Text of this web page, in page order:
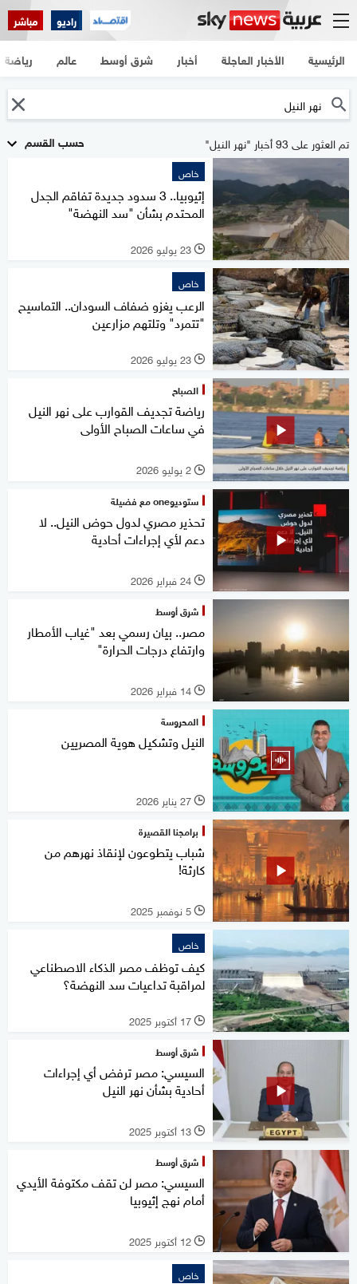
راديو مباشر
الرئيسية الأخبار العاجلة أخبار شرق أوسط عالم رياضة
حسب القسم تم العثور على 93 أخبار "نهر النيل"
خاص
إثيوبيا.. 3 سدود جديدة تفاقم الجدل
المحتدم بشأن "سد النهضة"
l 23 يوليو 2026
خاص
الرعب يغزو ضفاف السودان.. التماسيح
"تتمرد" وتلتهم مزارعين
l 23 يوليو 2026
الصباح
رياضة تجديف القوارب على نهر النيل
في ساعات الصباح الأولى
l 2 يوليو 2026
ستوديوone مع فضيلة
تحذير مصري لدول حوض النيل.. لا
دعم لأي إجراءات أحادية
l 24 فبراير 2026
شرق أوسط
مصر.. بيان رسمي بعد "غياب الأمطار
وارتفاع درجات الحرارة"
l 14 فبراير 2026
المحروسة
النيل وتشكيل هوية المصريين
l 27 يناير 2026
برامجنا القصيرة
شباب يتطوعون لإنقاذ نهرهم من
كارثة!
l 5 نوفمبر 2025
خاص
كيف توظف مصر الذكاء الاصطناعي
لمراقبة تداعيات سد النهضة؟
l 17 أكتوبر 2025
شرق أوسط
السيسي: مصر ترفض أي إجراءات
أحادية بشأن نهر النيل
l 13 أكتوبر 2025
شرق أوسط
السيسي: مصر لن تقف مكتوفة الأيدي
أمام نهج إثيوبيا
l 12 أكتوبر 2025
خاص